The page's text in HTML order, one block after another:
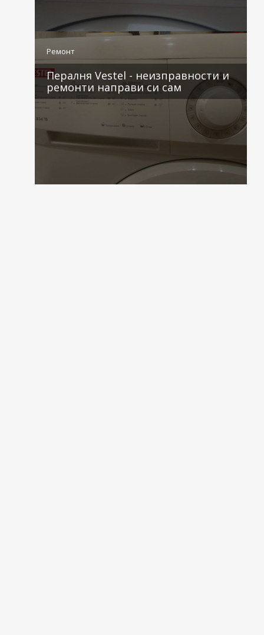
Ремонт
Пералня Vestel - неизправности и
ремонти направи си сам